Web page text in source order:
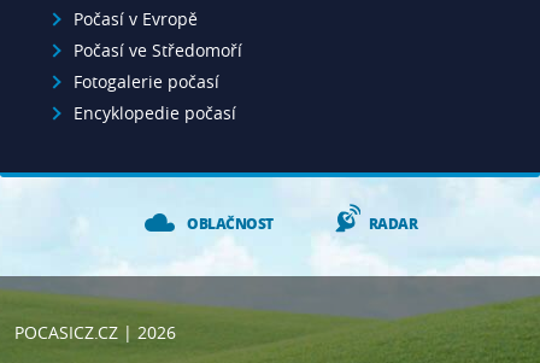
Počasí v Evropě
Počasí ve Středomoří
Fotogalerie počasí
Encyklopedie počasí
OBLAČNOST RADAR
POCASICZ.CZ| 2026